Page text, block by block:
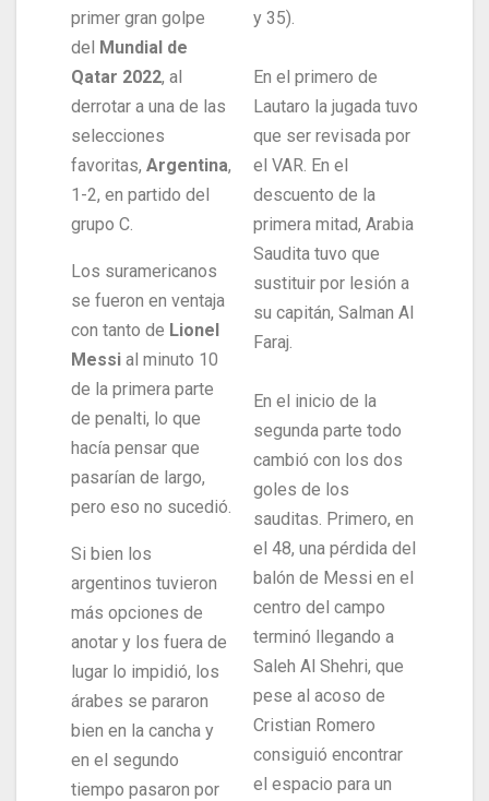
primer gran golpe
del Mundial de
Qatar 2022, al
derrotar a una de las
selecciones
favoritas, Argentina,
1-2, en partido del
grupo C.
Los suramericanos
se fueron en ventaja
con tanto de Lionel
Messi al minuto 10
de la primera parte
de penalti, lo que
hacía pensar que
pasarían de largo,
pero eso no sucedió.
Si bien los
argentinos tuvieron
más opciones de
anotar y los fuera de
lugar lo impidió, los
árabes se pararon
bien en la cancha y
en el segundo
tiempo pasaron por
y 35).
En el primero de
Lautaro la jugada tuvo
que ser revisada por
el VAR. En el
descuento de la
primera mitad, Arabia
Saudita tuvo que
sustituir por lesión a
su capitán, Salman Al
Faraj.
En el inicio de la
segunda parte todo
cambió con los dos
goles de los
sauditas. Primero, en
el 48, una pérdida del
balón de Messi en el
centro del campo
terminó llegando a
Saleh Al Shehri, que
pese al acoso de
Cristian Romero
consiguió encontrar
el espacio para un